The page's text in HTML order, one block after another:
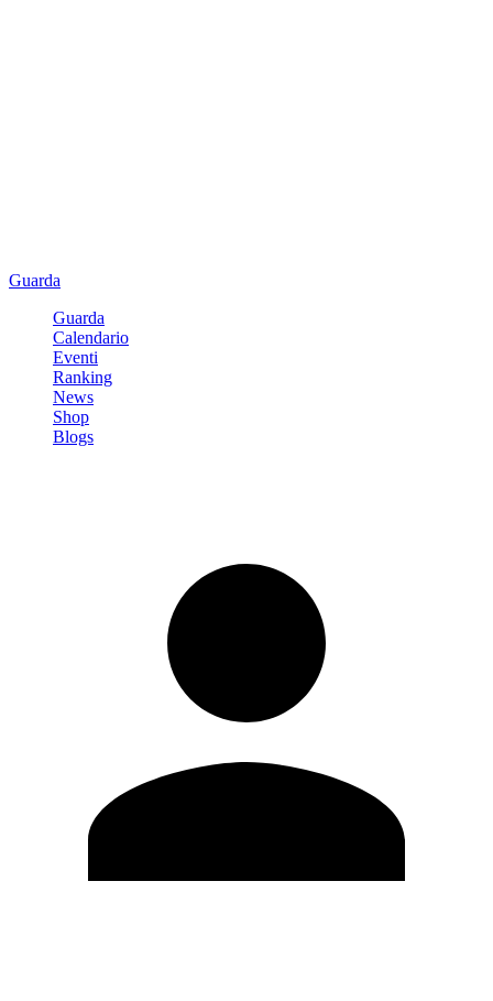
Guarda
Guarda
Calendario
Eventi
Ranking
News
Shop
Blogs